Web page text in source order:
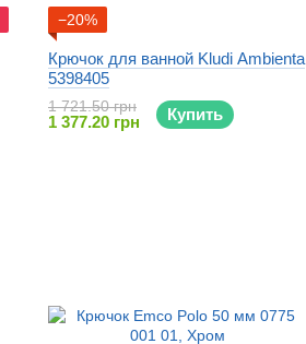
−20%
Крючок для ванной Kludi Ambienta
5398405
1 721.50 грн
1 377.20 грн Купить